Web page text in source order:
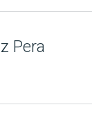
Pera